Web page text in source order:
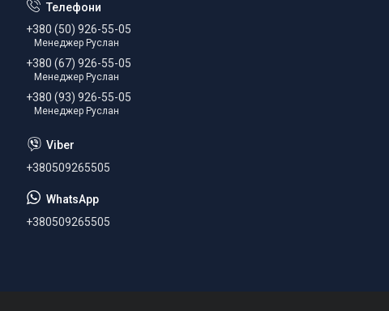
+380 (50) 926-55-05
Менеджер Руслан
+380 (67) 926-55-05
Менеджер Руслан
+380 (93) 926-55-05
Менеджер Руслан
+380509265505
+380509265505